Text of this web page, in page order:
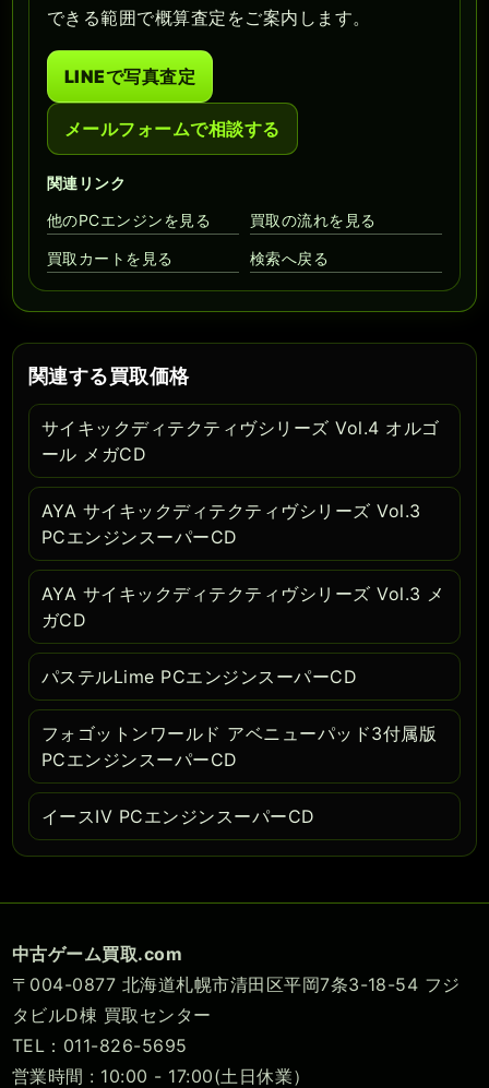
できる範囲で概算査定をご案内します。
LINEで写真査定
メールフォームで相談する
関連リンク
他のPCエンジンを見る
買取の流れを見る
買取カートを見る 検索へ戻る
関連する買取価格
サイキックディテクティヴシリーズ Vol.4 オルゴ
ール メガCD
AYA サイキックディテクティヴシリーズ Vol.3
PCエンジンスーパーCD
AYA サイキックディテクティヴシリーズ Vol.3 メ
ガCD
パステルLime PCエンジンスーパーCD
フォゴットンワールド アベニューパッド3付属版
PCエンジンスーパーCD
イースIV PCエンジンスーパーCD
中古ゲーム買取.com
〒004-0877 北海道札幌市清田区平岡7条3-18-54 フジ
タビルD棟 買取センター
TEL：011-826-5695
営業時間 : 10:00 - 17:00(土日休業）